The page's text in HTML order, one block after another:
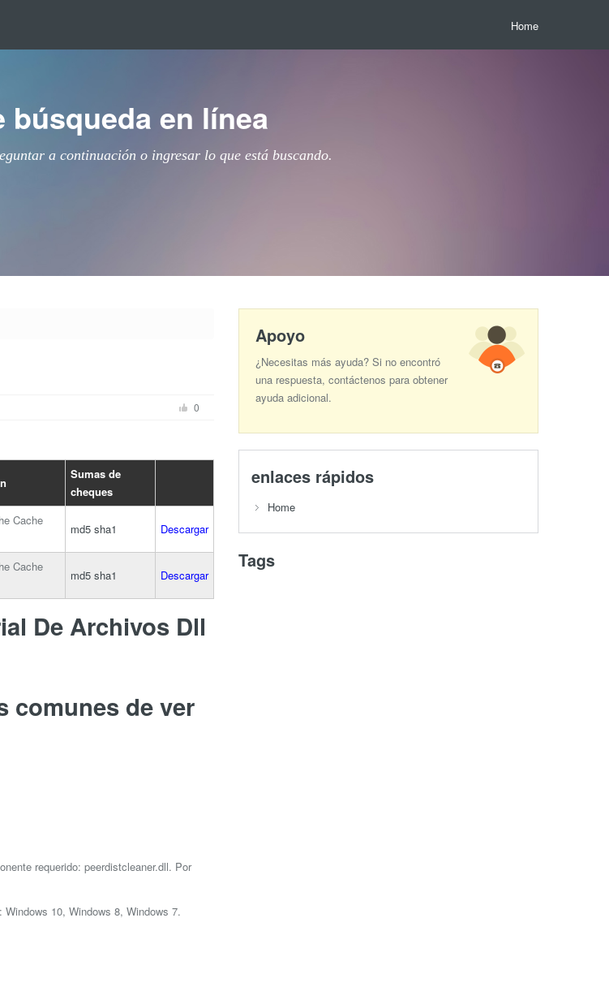
Home
búsqueda en línea
a continuación o ingresar lo que está buscando.
0
Sumas de
cheques
Cache
md5 sha1 Descargar
Cache
md5 sha1 Descargar
De Archivos Dll
comunes de ver
requerido: peerdistcleaner.dll. Por
10, Windows 8, Windows 7.
Apoyo
¿Necesitas más ayuda? Si no encontró
una respuesta, contáctenos para obtener
ayuda adicional.
enlaces rápidos
Home
Tags